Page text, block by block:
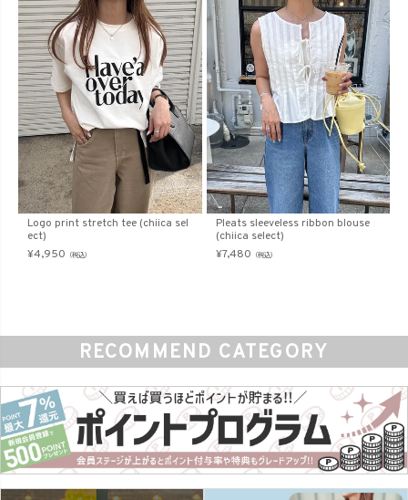
Logo print stretch tee (chiica sel
ect)
¥4,950 （税込）
Pleats sleeveless ribbon blouse
(chiica select)
¥7,480 （税込）
RECOMMEND CATEGORY